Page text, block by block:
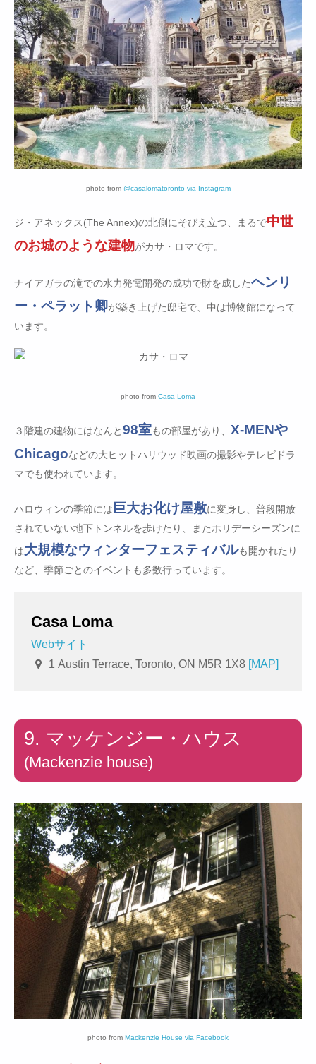
photo from @casalomatoronto via Instagram
ジ・アネックス(The Annex)の北側にそびえ立つ、まるで中世
のお城のような建物がカサ・ロマです。
ナイアガラの滝での水力発電開発の成功で財を成したヘンリ
ー・ペラット卿が築き上げた邸宅で、中は博物館になって
います。
photo from Casa Loma
３階建の建物にはなんと98室もの部屋があり、 X-MENや
Chicagoなどの大ヒットハリウッド映画の撮影やテレビドラ
マでも使われています。
ハロウィンの季節には 巨大お化け屋敷に変身し、普段開放
されていない地下トンネルを歩けたり、またホリデーシーズンに
は大規模なウィンターフェスティバルも開かれたり
など、季節ごとのイベントも多数行っています。
Casa Loma
Webサイト
1 Austin Terrace, Toronto, ON M5R 1X8 [MAP]
9. マッケンジー・ハウス
(Mackenzie house)
photo from Mackenzie House via Facebook